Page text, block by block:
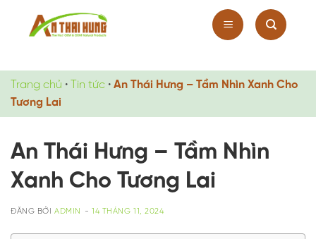
Trang chủ • Tin tức • An Thái Hưng – Tầm Nhìn Xanh Cho
Tương Lai
An Thái Hưng – Tầm Nhìn
Xanh Cho Tương Lai
- 14 THÁNG 11, 2024
ĐĂNG BỞIADMIN